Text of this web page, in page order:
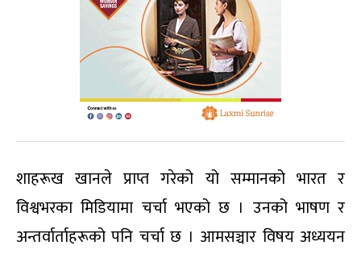
शाहरूख खानले प्राप्त गरेको यो सम्मानको भारत र
विश्वभरका मिडियामा चर्चा भएको छ । उनको भाषण र
अन्तर्वार्ताहरूको पनि चर्चा छ । आमसञ्चार विषय अध्ययन